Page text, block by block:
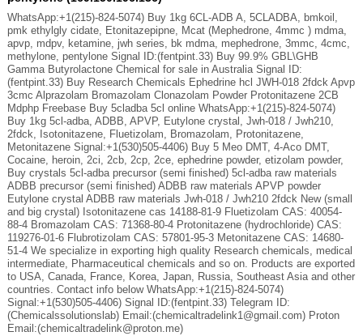
WhatsApp:+1(215)-824-5074) Buy 1kg 6CL-ADB A, 5CLADBA, bmkoil,
pmk ethylgly cidate, Etonitazepipne, Mcat (Mephedrone, 4mmc ) mdma,
apvp, mdpv, ketamine, jwh series, bk mdma, mephedrone, 3mmc, 4cmc,
methylone, pentylone Signal ID:(fentpint.33) Buy 99.9% GBL\GHB
Gamma Butyrolactone Chemical for sale in Australia Signal ID:
(fentpint.33) Buy Research Chemicals Ephedrine hcl JWH-018 2fdck Apvp
3cmc Alprazolam Bromazolam Clonazolam Powder Protonitazene 2CB
Mdphp Freebase Buy 5cladba 5cl online WhatsApp:+1(215)-824-5074)
Buy 1kg 5cl-adba, ADBB, APVP, Eutylone crystal, Jwh-018 / Jwh210,
2fdck, Isotonitazene, Fluetizolam, Bromazolam, Protonitazene,
Metonitazene Signal:+1(530)505-4406) Buy 5 Meo DMT, 4-Aco DMT,
Cocaine, heroin, 2ci, 2cb, 2cp, 2ce, ephedrine powder, etizolam powder,
Buy crystals 5cl-adba precursor (semi finished) 5cl-adba raw materials
ADBB precursor (semi finished) ADBB raw materials APVP powder
Eutylone crystal ADBB raw materials Jwh-018 / Jwh210 2fdck New (small
and big crystal) Isotonitazene cas 14188-81-9 Fluetizolam CAS: 40054-
88-4 Bromazolam CAS: 71368-80-4 Protonitazene (hydrochloride) CAS:
119276-01-6 Flubrotizolam CAS: 57801-95-3 Metonitazene CAS: 14680-
51-4 We specialize in exporting high quality Research chemicals, medical
intermediate, Pharmaceutical chemicals and so on. Products are exported
to USA, Canada, France, Korea, Japan, Russia, Southeast Asia and other
countries. Contact info below WhatsApp:+1(215)-824-5074)
Signal:+1(530)505-4406) Signal ID:(fentpint.33) Telegram ID:
(Chemicalssolutionslab) Email:(chemicaltradelink1@gmail.com) Proton
Email:(chemicaltradelink@proton.me)